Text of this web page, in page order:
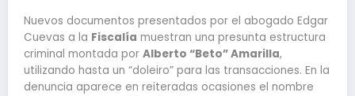
Nuevos documentos presentados por el abogado Edgar
Cuevas a la Fiscalía muestran una presunta estructura
criminal montada por Alberto “Beto” Amarilla,
utilizando hasta un “doleiro” para las transacciones. En la
denuncia aparece en reiteradas ocasiones el nombre